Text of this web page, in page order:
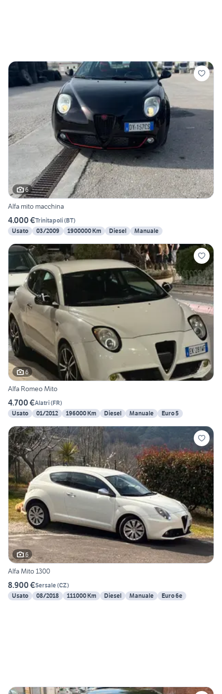
6
Alfa mito macchina
4.000 €Trinitapoli(BT)
Usato
03/2009 1900000 Km Diesel Manuale
6
Alfa Romeo Mito
4.700 €Alatri(FR)
Usato
01/2012 196000 Km Diesel Manuale Euro 5
6
Alfa Mito 1300
8.900 €Sersale(CZ)
Usato
08/2018 111000 Km Diesel Manuale Euro 6e